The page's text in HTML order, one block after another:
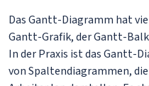
Das Gantt-Diagramm hat
Gantt-Grafik, der Gantt-
In der Praxis ist das Gantt-
von Spaltendiagrammen,